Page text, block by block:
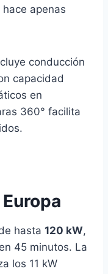
apenas
conducción
capacidad
en
360° facilita
hasta 120 kW,
45 minutos. La
los 11 kW